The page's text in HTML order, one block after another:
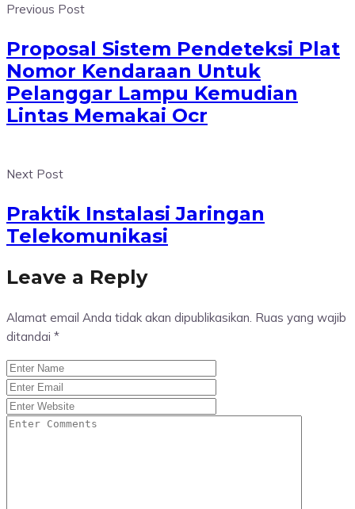
Previous Post
Proposal Sistem Pendeteksi Plat
Nomor Kendaraan Untuk
Pelanggar Lampu Kemudian
Lintas Memakai Ocr
Next Post
Praktik Instalasi Jaringan
Telekomunikasi
Leave a Reply
Alamat email Anda tidak akan dipublikasikan. Ruas yang wajib
ditandai *